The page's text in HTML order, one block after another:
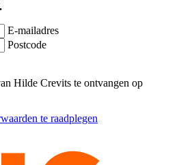
E-mailadres
Postcode
Hilde Crevits te ontvangen op
te raadplegen